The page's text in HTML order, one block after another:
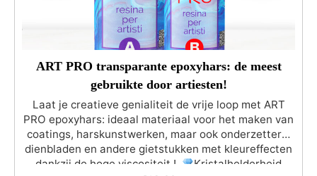
ART PRO transparante epoxyhars: de meest
gebruikte door artiesten!
Laat je creatieve genialiteit de vrije loop met ART
PRO epoxyhars: ideaal materiaal voor het maken van
coatings, harskunstwerken, maar ook onderzetters,
dienbladen en andere gietstukken met kleureffecten
dankzij de hoge viscositeit !
Kristalhelderheid